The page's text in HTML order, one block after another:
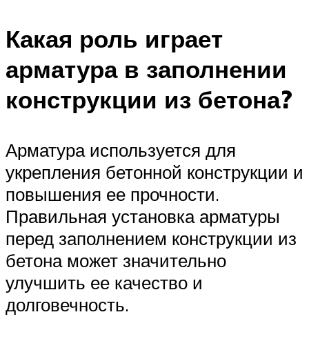
Какая роль играет
арматура в заполнении
конструкции из бетона?
Арматура используется для
укрепления бетонной конструкции и
повышения ее прочности.
Правильная установка арматуры
перед заполнением конструкции из
бетона может значительно
улучшить ее качество и
долговечность.